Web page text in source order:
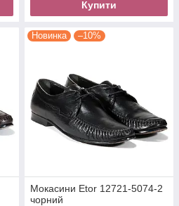
Купити
Новинка –10%
Мокасини Etor 12721-5074-2
чорний